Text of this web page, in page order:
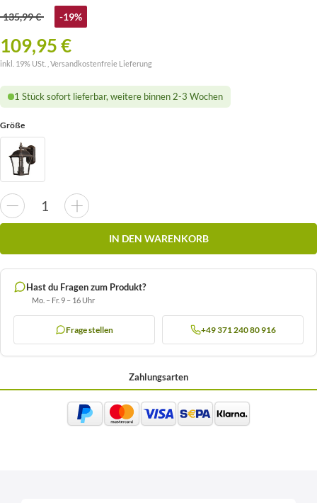
135,99 € -19%
109,95 €
inkl. 19% USt. , Versandkostenfreie Lieferung
1 Stück sofort lieferbar, weitere binnen 2-3 Wochen
Größe
IN DEN WARENKORB
Hast du Fragen zum Produkt?
Mo. – Fr. 9 – 16 Uhr
Frage stellen +49 371 240 80 916
Zahlungsarten